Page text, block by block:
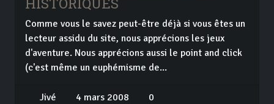
Comme vous le savez peut-être déjà si vous êtes un
lecteur assidu du site, nous apprécions les jeux
d'aventure. Nous apprécions aussi le point and click
(c'est même un euphémisme de...
Jivé 4 mars 2008 0